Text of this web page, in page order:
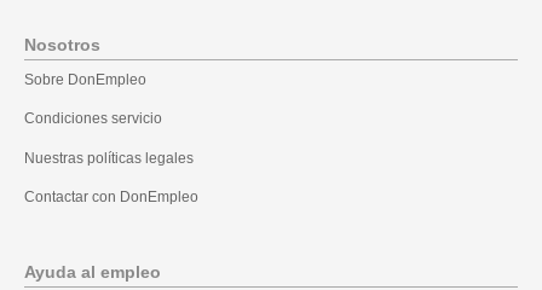
Nosotros
Sobre DonEmpleo
Condiciones servicio
Nuestras políticas legales
Contactar con DonEmpleo
Ayuda al empleo